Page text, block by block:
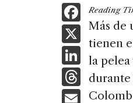
F
a
c
e
b
X
Li
n
k
T
h
E
Reading
Más de
tienen
la
durante